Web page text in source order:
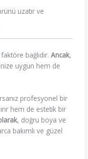
uzatır ve
bağlıdır.Ancak,
uygun hem de
profesyonel bir
hem de estetik bir
, doğru boya ve
bakımlı ve güzel